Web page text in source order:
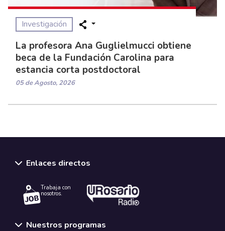
Investigación
La profesora Ana Guglielmucci obtiene
beca de la Fundación Carolina para
estancia corta postdoctoral
05 de Agosto, 2026
Enlaces directos
Trabaja con
nosotros.
Nuestros programas